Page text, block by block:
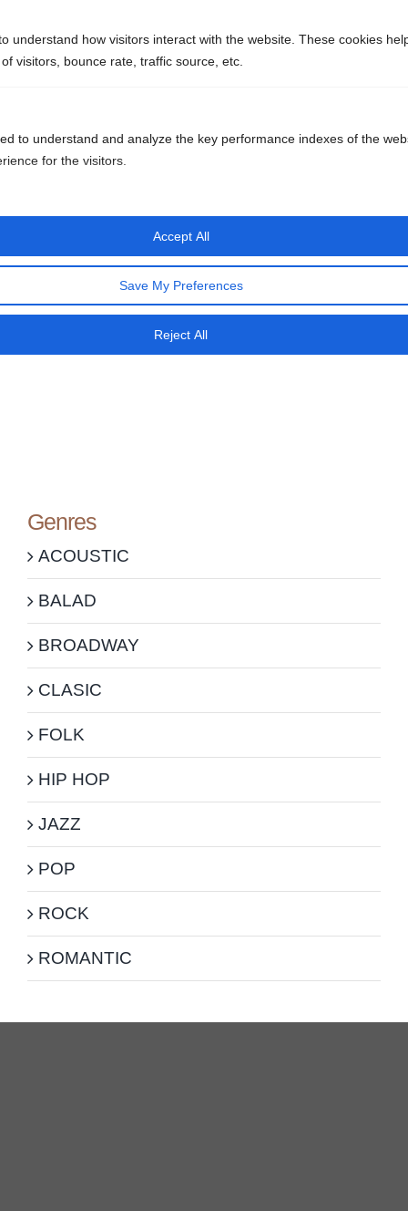
understand how visitors interact with the website. These cookies
visitors, bounce rate, traffic source, etc.
to understand and analyze the key performance indexes of the
for the visitors.
Reject All
Save My Preferences
Accept All
GESAMTKREDIT 300€
KAUFEN
Genres
ACOUSTIC
BALAD
BROADWAY
CLASIC
FOLK
HIP HOP
JAZZ
POP
ROCK
ROMANTIC